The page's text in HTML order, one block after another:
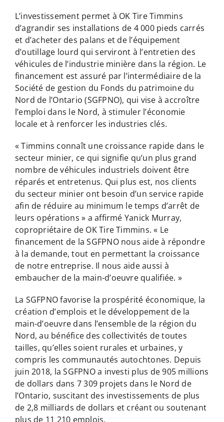
L’investissement permet à OK Tire Timmins
d’agrandir ses installations de 4 000 pieds carrés
et d’acheter des palans et de l’équipement
d’outillage lourd qui serviront à l’entretien des
véhicules de l’industrie minière dans la région. Le
financement est assuré par l’intermédiaire de la
Société de gestion du Fonds du patrimoine du
Nord de l’Ontario (SGFPNO), qui vise à accroître
l’emploi dans le Nord, à stimuler l’économie
locale et à renforcer les industries clés.
« Timmins connaît une croissance rapide dans le
secteur minier, ce qui signifie qu’un plus grand
nombre de véhicules industriels doivent être
réparés et entretenus. Qui plus est, nos clients
du secteur minier ont besoin d’un service rapide
afin de réduire au minimum le temps d’arrêt de
leurs opérations » a affirmé Yanick Murray,
copropriétaire de OK Tire Timmins. « Le
financement de la SGFPNO nous aide à répondre
à la demande, tout en permettant la croissance
de notre entreprise. Il nous aide aussi à
embaucher de la main-d’oeuvre qualifiée. »
La SGFPNO favorise la prospérité économique, la
création d’emplois et le développement de la
main-d’oeuvre dans l’ensemble de la région du
Nord, au bénéfice des collectivités de toutes
tailles, qu’elles soient rurales et urbaines, y
compris les communautés autochtones. Depuis
juin 2018, la SGFPNO a investi plus de 905 millions
de dollars dans 7 309 projets dans le Nord de
l’Ontario, suscitant des investissements de plus
de 2,8 milliards de dollars et créant ou soutenant
plus de 11 210 emplois.